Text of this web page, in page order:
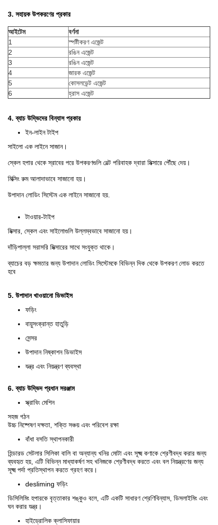
3. সহায়ক উপকরণের প্রকার
আইটেম
বর্ণনা
1
স্পষ্টীকরণ এজেন্ট
2
রঙিন এজেন্ট
3
রঙিন এজেন্ট
4
জারক এজেন্ট
5
কোসলভেন্ট এজেন্ট
6
হ্রাস এজেন্ট
4. ব্যাচ উদ্ভিদের বিন্যাস প্রকার
ইন-লাইন টাইপ
সাইলো এক লাইনে সাজান।
স্কেল হপার থেকে স্রাবের পরে উপকরণগুলি বেল্ট পরিবাহক দ্বারা মিক্সারে পৌঁছে দেয়।
মিক্সিং রুম আলাদাভাবে সাজানো হয়।
উপাদান লোডিং সিস্টেম এক লাইনে সাজানো হয়.
টাওয়ার-টাইপ
মিক্সার, স্কেল এবং সাইলোগুলি উল্লম্বভাবে সাজানো হয়।
দাঁড়িপাল্লা সরাসরি মিক্সারের সাথে সংযুক্ত থাকে।
ব্যাচের বড় ক্ষমতার জন্য উপাদান লোডিং সিস্টেমকে বিভিন্ন দিক থেকে উপকরণ লোড করতে
হবে
5. উপাদান খাওয়ানো ডিভাইস
ফড়িং
বায়ুসংক্রান্ত হাতুড়ি
সেন্সর
উপাদান নিষ্কাশন ডিভাইস
যন্ত্র এবং নিয়ন্ত্রণ ব্যবস্থা
6. ব্যাচ উদ্ভিদ প্রধান সরঞ্জাম
স্ক্রাবিং মেশিন
সহজ গঠন
উচ্চ নিষ্পেষণ দক্ষতা, শক্তি সঞ্চয় এবং পরিবেশ রক্ষা
বাঁধা বসতি স্থাপনকারী
হিন্ডারড সেটলার সিলিকা বালি বা অন্যান্য খনির মোটা এবং সূক্ষ্ম কণাকে শ্রেণীবদ্ধ করার জন্য
ব্যবহৃত হয়, এটি বিভিন্ন মাধ্যাকর্ষণ সহ খনিজকে শ্রেণীবদ্ধ করতে এবং বল নিয়ন্ত্রণের জন্য
সূক্ষ্ম পর্দা প্রতিস্থাপন করতে গ্রহণ করে।
desliming ফড়িং
ডিসিলিমিং হপারকে বৃত্তাকার শঙ্কুও বলে, এটি একটি সাধারণ শ্রেণিবিন্যাস, ডিসলাইমিং এবং
ঘন করার যন্ত্র।
হাইড্রোলিক ক্লাসিফায়ার